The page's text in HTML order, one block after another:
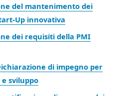
del mantenimento dei
Up innovativa
dei requisiti della PMI
di impegno per
sviluppo